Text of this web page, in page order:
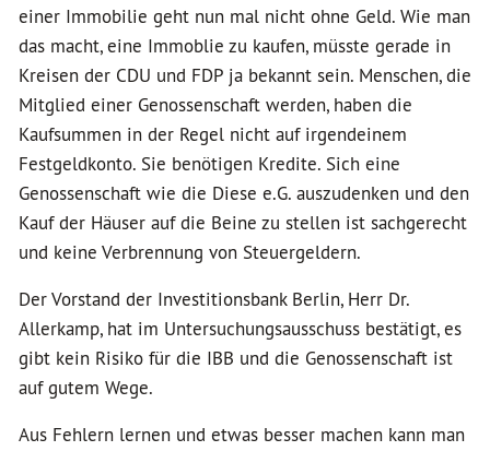
einer Immobilie geht nun mal nicht ohne Geld. Wie man
das macht, eine Immoblie zu kaufen, müsste gerade in
Kreisen der CDU und FDP ja bekannt sein. Menschen, die
Mitglied einer Genossenschaft werden, haben die
Kaufsummen in der Regel nicht auf irgendeinem
Festgeldkonto. Sie benötigen Kredite. Sich eine
Genossenschaft wie die Diese e.G. auszudenken und den
Kauf der Häuser auf die Beine zu stellen ist sachgerecht
und keine Verbrennung von Steuergeldern.
Der Vorstand der Investitionsbank Berlin, Herr Dr.
Allerkamp, hat im Untersuchungsausschuss bestätigt, es
gibt kein Risiko für die IBB und die Genossenschaft ist
auf gutem Wege.
Aus Fehlern lernen und etwas besser machen kann man